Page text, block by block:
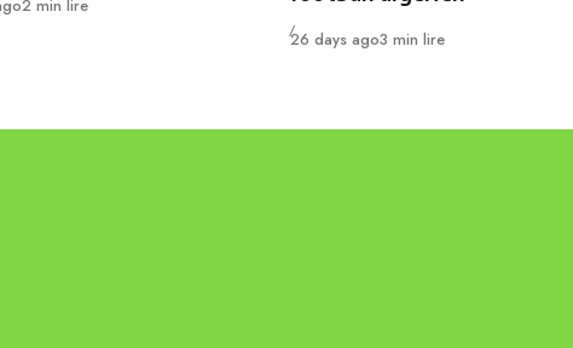
2 min lire
Publié
26 days ago3 min lire